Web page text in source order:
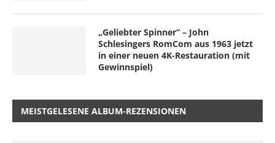
„Geliebter Spinner“ – John
Schlesingers RomCom aus 1963 jetzt
in einer neuen 4K-Restauration (mit
Gewinnspiel)
MEISTGELESENE ALBUM-REZENSIONEN